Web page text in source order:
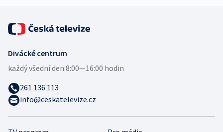
Divácké centrum
každý všední den:8:00—16:00 hodin
261 136 113
info@ceskatelevize.cz